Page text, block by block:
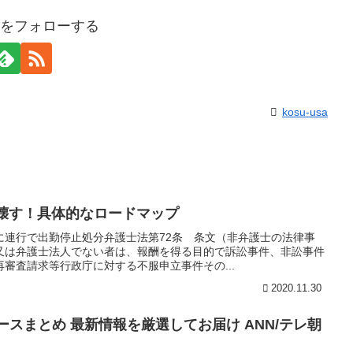
フォローする
kosu-usa
！具体的なロードマップ
連行で出勤停止処分弁護士法第72条 条文（非弁護士の法律事
弁護士法人でない者は、報酬を得る目的で訴訟事件、非訟事件
査請求等行政庁に対する不服申立事件その...
2020.11.30
スまとめ 最新情報を厳選してお届け ANN/テレ朝